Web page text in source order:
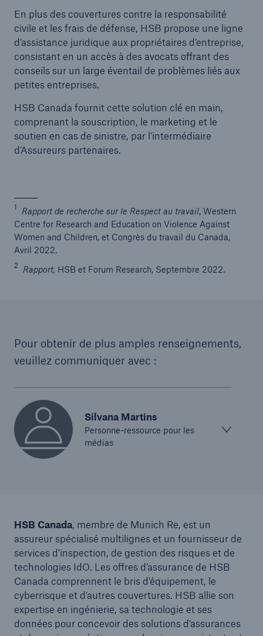
En plus des couvertures contre la responsabilité
civile et les frais de défense, HSB propose une ligne
d’assistance juridique aux propriétaires d’entreprise,
consistant en un accès à des avocats offrant des
conseils sur un large éventail de problèmes liés aux
petites entreprises.
HSB Canada fournit cette solution clé en main,
comprenant la souscription, le marketing et le
soutien en cas de sinistre, par l’intermédiaire
d’Assureurs partenaires.
1 Rapport de recherche sur le Respect au travail, Western
Centre for Research and Education on Violence Against
Women and Children, et Congrès du travail du Canada,
Avril 2022.
2 Rapport, HSB et Forum Research, Septembre 2022.
Pour obtenir de plus amples renseignements,
veuillez communiquer avec :
Silvana Martins
Personne-ressource pour les
médias
HSB Canada, membre de Munich Re, est un
assureur spécialisé multilignes et un fournisseur de
services d’inspection, de gestion des risques et de
technologies IdO. Les offres d’assurance de HSB
Canada comprennent le bris d’équipement, le
cyberrisque et d’autres couvertures. HSB allie son
expertise en ingénierie, sa technologie et ses
données pour concevoir des solutions d’assurances